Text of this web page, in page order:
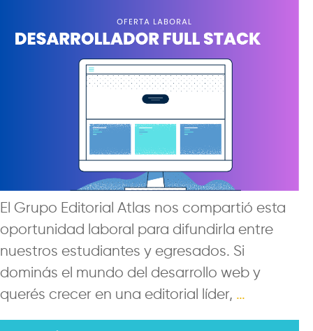
El Grupo Editorial Atlas nos compartió esta
oportunidad laboral para difundirla entre
nuestros estudiantes y egresados. Si
dominás el mundo del desarrollo web y
querés crecer en una editorial líder, …